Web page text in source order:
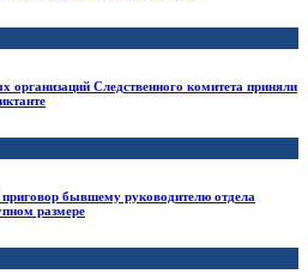
организаций Следственного комитета приняли
бывшему руководителю отдела
размере